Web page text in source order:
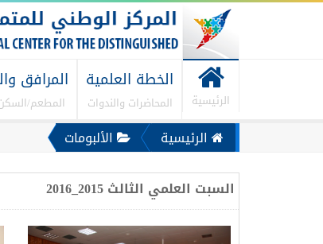
الرئيسية
الخطة العلمية
المحاضرات والندوات
المرافق
المطعم/
الرئيسية الألبومات
السبت العلمي الثالث 2015_2016